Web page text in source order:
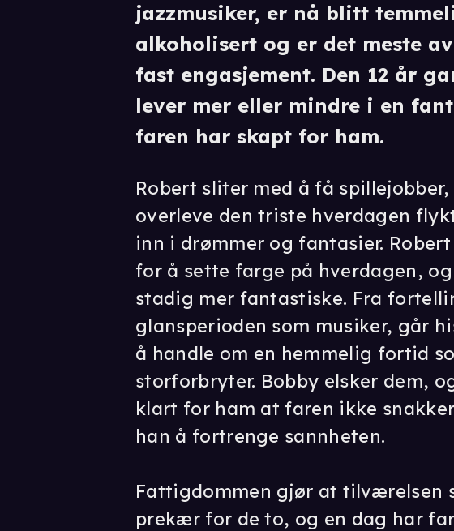
jazzmusiker, er nå blitt
alkoholisert og er det meste
fast engasjement. Den 12 år
lever mer eller mindre i en
faren har skapt for ham.
Robert sliter med å få
overleve den triste hverdagen
inn i drømmer og fantasier.
for å sette farge på hverdagen,
stadig mer fantastiske. Fra
glansperioden som musiker, går
å handle om en hemmelig fortid
storforbryter. Bobby elsker dem,
klart for ham at faren ikke
han å fortrenge sannheten.
Fattigdommen gjør at tilværelsen
prekær for de to, og en dag har